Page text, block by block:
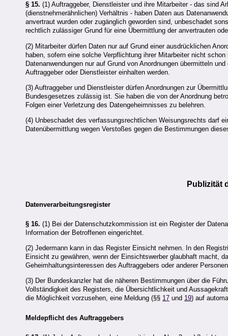
§ 15. (1) Auftraggeber, Dienstleister und ihre Mitarbeiter - das sind
(dienstnehmerähnlichen) Verhältnis - haben Daten aus
anvertraut wurden oder zugänglich geworden sind, unbeschadet
rechtlich zulässiger Grund für eine Übermittlung der anvertrauten
(2) Mitarbeiter dürfen Daten nur auf Grund einer ausdrücklichen
haben, sofern eine solche Verpflichtung ihrer Mitarbeiter nicht
Datenanwendungen nur auf Grund von Anordnungen übermitteln
Auftraggeber oder Dienstleister einhalten werden.
(3) Auftraggeber und Dienstleister dürfen Anordnungen zur
Bundesgesetzes zulässig ist. Sie haben die von der Anordnung
Folgen einer Verletzung des Datengeheimnisses zu belehren.
(4) Unbeschadet des verfassungsrechtlichen Weisungsrechts darf
Datenübermittlung wegen Verstoßes gegen die Bestimmungen
Publizität
Datenverarbeitungsregister
§ 16. (1) Bei der Datenschutzkommission ist ein Register der
Information der Betroffenen eingerichtet.
(2) Jedermann kann in das Register Einsicht nehmen. In den
Einsicht zu gewähren, wenn der Einsichtswerber glaubhaft macht,
Geheimhaltungsinteressen des Auftraggebers oder anderer
(3) Der Bundeskanzler hat die näheren Bestimmungen über die
Vollständigkeit des Registers, die Übersichtlichkeit und
die Möglichkeit vorzusehen, eine Meldung (§§ 17 und 19) auf
Meldepflicht des Auftraggebers